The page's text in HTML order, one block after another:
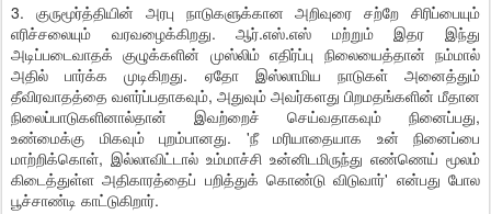
3. குருமூர்த்தியின் அரபு நாடுகளுக்கான அறிவுரை சற்றே சிரிப்பையும்
எரிச்சலையும் வரவழைக்கிறது. ஆர்.எஸ்.எஸ் மற்றும் இதர இந்து
அடிப்படைவாதக் குழுக்களின் முஸ்லிம் எதிர்ப்பு நிலையைத்தான் நம்மால்
அதில் பார்க்க முடிகிறது. ஏதோ இஸ்லாமிய நாடுகள் அனைத்தும்
தீவிரவாதத்தை வளர்ப்பதாகவும், அதுவும் அவர்களது பிறமதங்களின் மீதான
நிலைப்பாடுகளினால்தான் இவற்றைச் செய்வதாகவும் நினைப்பது,
உண்மைக்கு மிகவும் புறம்பானது. 'நீ மரியாதையாக உன் நினைப்பை
மாற்றிக்கொள், இல்லாவிட்டால் உம்மாச்சி உன்னிடமிருந்து எண்ணெய் மூலம்
கிடைத்துள்ள அதிகாரத்தைப் பறித்துக் கொண்டு விடுவார்' என்பது போல
பூச்சாண்டி காட்டுகிறார்.